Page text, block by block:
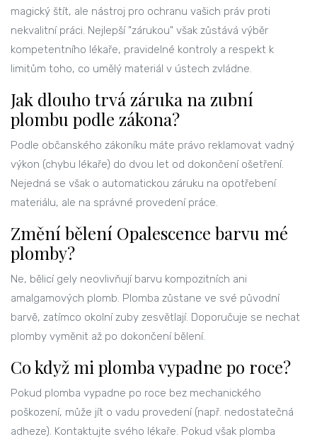
magický štít, ale nástroj pro ochranu vašich práv proti
nekvalitní práci. Nejlepší "zárukou" však zůstává výběr
kompetentního lékaře, pravidelné kontroly a respekt k
limitům toho, co umělý materiál v ústech zvládne.
Jak dlouho trvá záruka na zubní
plombu podle zákona?
Podle občanského zákoníku máte právo reklamovat vadný
výkon (chybu lékaře) do dvou let od dokončení ošetření.
Nejedná se však o automatickou záruku na opotřebení
materiálu, ale na správné provedení práce.
Změní bělení Opalescence barvu mé
plomby?
Ne, bělicí gely neovlivňují barvu kompozitních ani
amalgamových plomb. Plomba zůstane ve své původní
barvě, zatímco okolní zuby zesvětlají. Doporučuje se nechat
plomby vyměnit až po dokončení bělení.
Co když mi plomba vypadne po roce?
Pokud plomba vypadne po roce bez mechanického
poškození, může jít o vadu provedení (např. nedostatečná
adheze). Kontaktujte svého lékaře. Pokud však plomba